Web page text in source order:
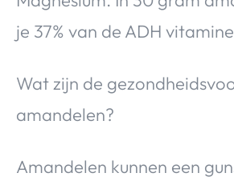
je 37% van de ADH
Wat zijn de
amandelen?
Amandelen kunnen een